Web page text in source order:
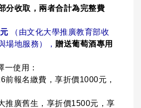
分收取，兩者合計為完整費
（由文化大學推廣教育部收
場地服務）， 贈送葡萄酒專用
一使用：
前報名繳費，享折價1000元，
推廣舊生，享折價1500元，享